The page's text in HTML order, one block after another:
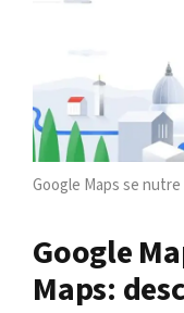
Google Maps se
Google
Maps: